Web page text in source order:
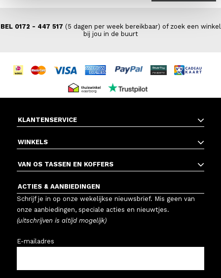
BEL 0172 - 447 517 (5 dagen per week bereikbaar) of zoek een winkel
bij jou in de buurt
KLANTENSERVICE
WINKELS
VAN OS TASSEN EN KOFFERS
ACTIES & AANBIEDINGEN
Schrijf je in op onze wekelijkse nieuwsbrief. Mis geen van
onze aanbiedingen, speciale acties en nieuwtjes.
(uitschrijven is altijd mogelijk)
E-mailadres